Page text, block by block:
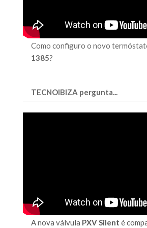
Como configuro o novo
1385?
TECNOIBIZA pergunta...
A nova válvula PXV Silent é